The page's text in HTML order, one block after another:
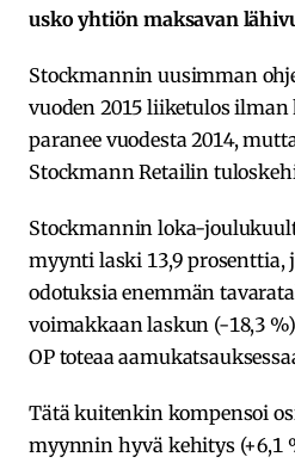
usko yhtiön maksavan
Stockmannin uusimman
vuoden 2015 liiketulos
paranee vuodesta 2014,
Stockmann Retailin
Stockmannin loka-
myynti laski 13,9 prosenttia,
odotuksia enemmän
voimakkaan laskun (-18,3
OP toteaa
Tätä kuitenkin kompensoi
myynnin hyvä kehitys (+6,1